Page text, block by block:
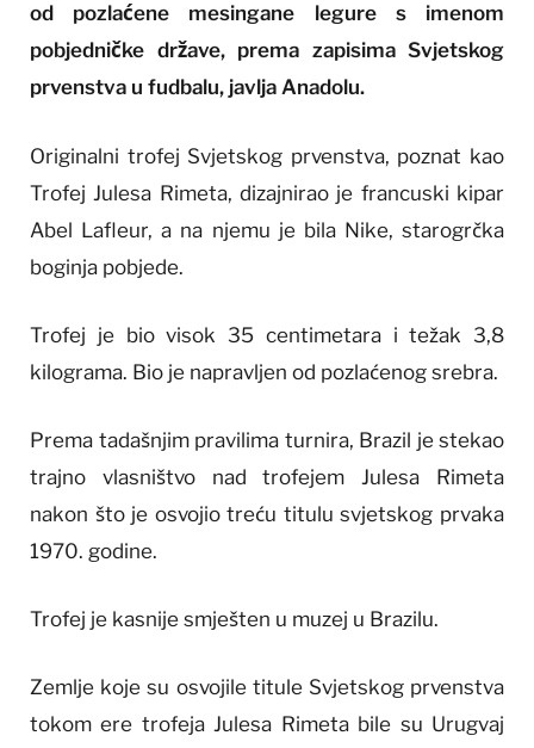
od pozlaćene mesingane legure s imenom
pobjedničke države, prema zapisima Svjetskog
prvenstva u fudbalu, javlja Anadolu.
Originalni trofej Svjetskog prvenstva, poznat kao
Trofej Julesa Rimeta, dizajnirao je francuski kipar
Abel Lafleur, a na njemu je bila Nike, starogrčka
boginja pobjede.
Trofej je bio visok 35 centimetara i težak 3,8
kilograma. Bio je napravljen od pozlaćenog srebra.
Prema tadašnjim pravilima turnira, Brazil je stekao
trajno vlasništvo nad trofejem Julesa Rimeta
nakon što je osvojio treću titulu svjetskog prvaka
1970. godine.
Trofej je kasnije smješten u muzej u Brazilu.
Zemlje koje su osvojile titule Svjetskog prvenstva
tokom ere trofeja Julesa Rimeta bile su Urugvaj